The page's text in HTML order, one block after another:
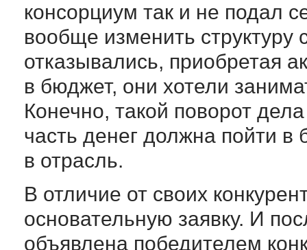
консорциум так и не подал
вообще изменить структуру
отказывались, приобретая
в бюджет, они хотели
Конечно, такой поворот
часть денег должна пойти в
в отрасль.
В отличие от своих
основательную заявку. И
объявлена победителем